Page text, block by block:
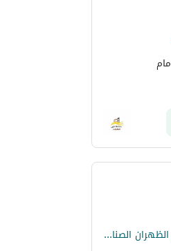
مستودع بمساحة 1000 متر مربع للإيجار في حي الظهران الصنائع, الدمام